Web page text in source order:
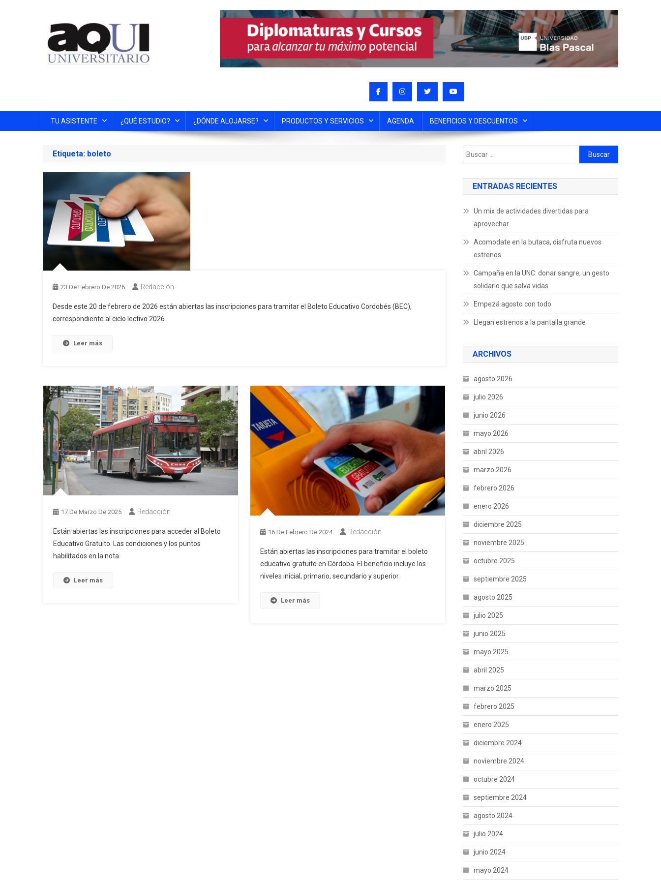
TU ASISTENTE ¿QUÉ ESTUDIO? ¿DÓNDE ALOJARSE? PRODUCTOS Y SERVICIOS AGENDA BENEFICIOS Y DESCUENTOS
Etiqueta: boleto
23 De Febrero De 2026 Redacción
Desde este 20 de febrero de 2026 están abiertas las inscripciones para tramitar el Boleto Educativo Cordobés (BEC),
correspondiente al ciclo lectivo 2026.
Leer más
17 De Marzo De 2025 Redacción
Están abiertas las inscripciones para acceder al Boleto
Educativo Gratuito. Las condiciones y los puntos
habilitados en la nota.
Leer más
16 De Febrero De 2024 Redacción
Están abiertas las inscripciones para tramitar el boleto
educativo gratuito en Córdoba. El beneficio incluye los
niveles inicial, primario, secundario y superior.
Leer más
ENTRADAS RECIENTES
Un mix de actividades divertidas para
aprovechar
Acomodate en la butaca, disfruta nuevos
estrenos
Campaña en la UNC: donar sangre, un gesto
solidario que salva vidas
Empezá agosto con todo
Llegan estrenos a la pantalla grande
ARCHIVOS
agosto 2026
julio 2026
junio 2026
mayo 2026
abril 2026
marzo 2026
febrero 2026
enero 2026
diciembre 2025
noviembre 2025
octubre 2025
septiembre 2025
agosto 2025
julio 2025
junio 2025
mayo 2025
abril 2025
marzo 2025
febrero 2025
enero 2025
diciembre 2024
noviembre 2024
octubre 2024
septiembre 2024
agosto 2024
julio 2024
junio 2024
mayo 2024